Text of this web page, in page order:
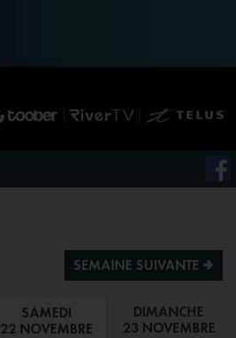
SEMAINE SUIVANTE ª
SAMEDI
22 NOVEMBRE
DIMANCHE
23 NOVEMBRE